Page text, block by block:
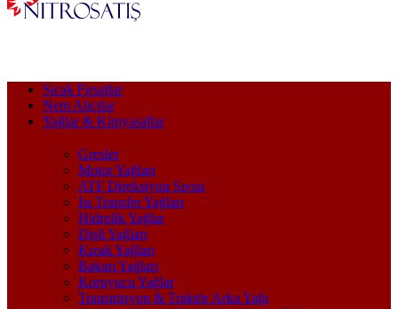
Sıcak Fırsatlar
Nem Alıcılar
Yağlar & Kimyasallar
Gresler
Motor Yağları
ATF Direksiyon Sıvısı
Isı Transfer Yağları
Hidrolik Yağlar
Dişli Yağları
Kızak Yağları
Bakım Yağları
Koruyucu Yağlar
Transmisyon & Traktör Arka Yağı